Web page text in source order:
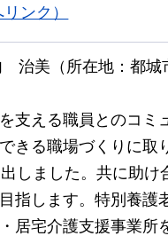
ンク）
治美 （所在地：都城
支える職員とのコミ
きる職場づくりに取
しました。共に助
指します。特別養護
居宅介護支援事業所